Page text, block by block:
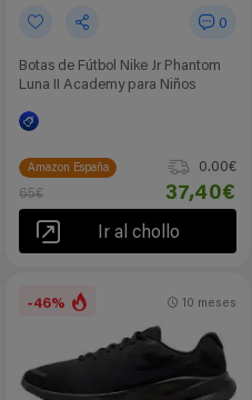
0
Botas de Fútbol Nike Jr Phantom
Luna II Academy para Niños
Amazon España
0.00€
65€
37,40€
Ir al chollo
-46% 10 meses